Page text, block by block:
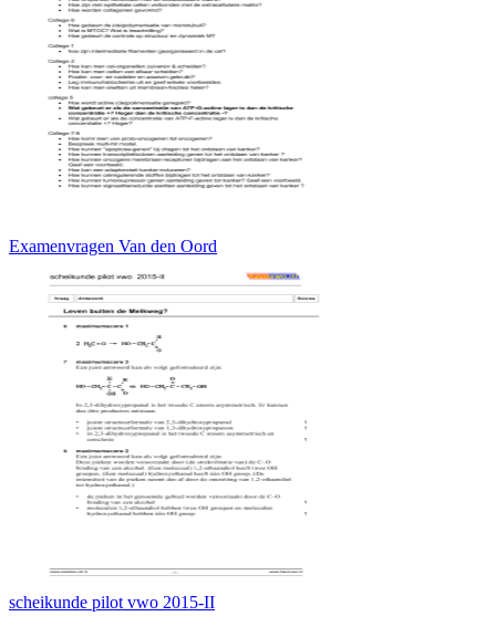
Examenvragen Van den Oord
scheikunde pilot vwo 2015-II